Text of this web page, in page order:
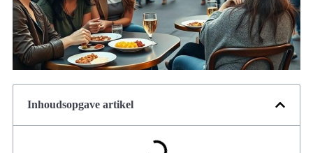
Inhoudsopgave artikel